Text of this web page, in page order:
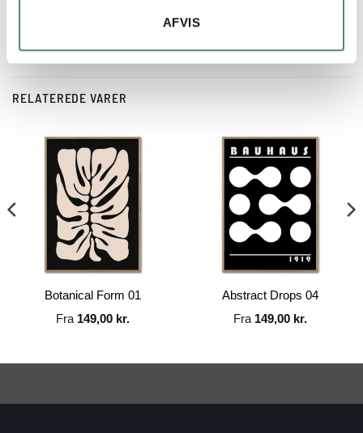
AFVIS
RELATEREDE VARER
Botanical Form 01
Fra 149,00 kr.
Abstract Drops 04
Fra 149,00 kr.